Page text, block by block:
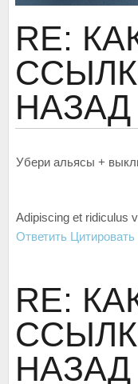
RE:
НАЗАД
Убери альясы +
Adipiscing et ridiculus
Ответить Цитировать
RE:
НАЗАД